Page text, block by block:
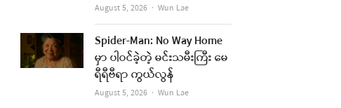
August 5, 2026 Author
Wun Lae
Spider-Man: No Way Home
မှာ ပါဝင်ခဲ့တဲ့ မင်းသမီးကြီး မေ
ရီရီဗီရာ ကွယ်လွန်
August 5, 2026 Author
Wun Lae